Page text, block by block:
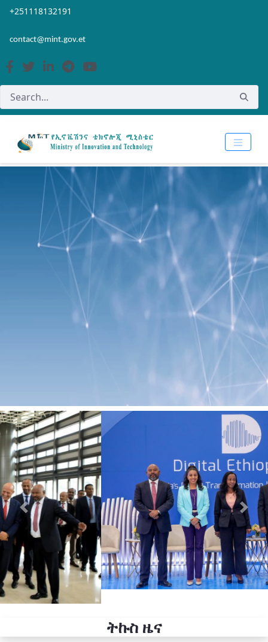
Skip to Main Content
Open Accessibility Menu
+251118132191
contact@mint.gov.et
Previous Next